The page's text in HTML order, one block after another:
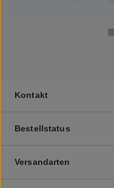
Kontakt
Bestellstatus
Versandarten